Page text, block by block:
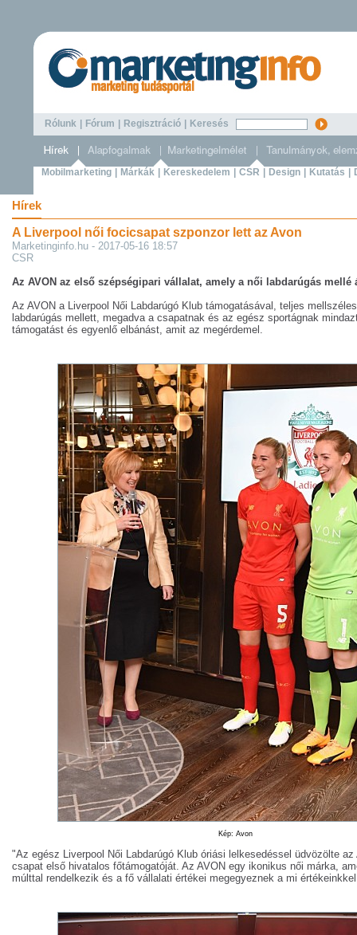
Rólunk Fórum Regisztráció Keresés
Mobilmarketing Márkák Kereskedelem CSR Design Kutatás
Hírek
A Liverpool női focicsapat szponzor lett az Avon
Marketinginfo.hu - 2017-05-16 18:57
CSR
Az AVON az első szépségipari vállalat, amely a női labdarúgás mellé
Az AVON a Liverpool Női Labdarúgó Klub támogatásával, teljes
labdarúgás mellett, megadva a csapatnak és az egész sportágnak
támogatást és egyenlő elbánást, amit az megérdemel.
Kép: Avon
"Az egész Liverpool Női Labdarúgó Klub óriási lelkesedéssel üdvözölte az
csapat első hivatalos főtámogatóját. Az AVON egy ikonikus női márka,
múlttal rendelkezik és a fő vállalati értékei megegyeznek a mi